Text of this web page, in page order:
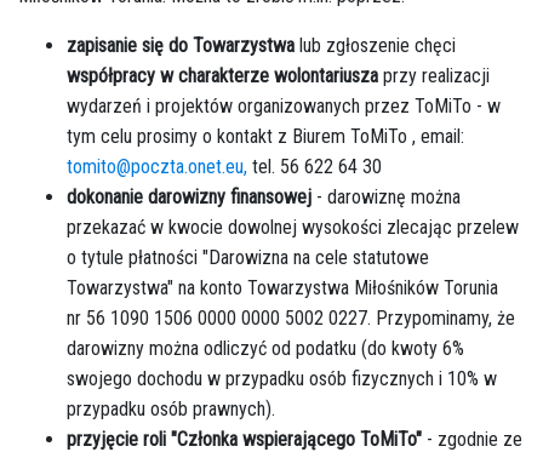
zapisanie się do Towarzystwa lub zgłoszenie chęci
współpracy w charakterze wolontariusza przy realizacji
wydarzeń i projektów organizowanych przez ToMiTo - w
tym celu prosimy o kontakt z Biurem ToMiTo , email:
tomito@poczta.onet.eu, tel. 56 622 64 30
dokonanie darowizny finansowej - darowiznę można
przekazać w kwocie dowolnej wysokości zlecając przelew
o tytule płatności "Darowizna na cele statutowe
Towarzystwa" na konto Towarzystwa Miłośników Torunia
nr 56 1090 1506 0000 0000 5002 0227. Przypominamy, że
darowizny można odliczyć od podatku (do kwoty 6%
swojego dochodu w przypadku osób fizycznych i 10% w
przypadku osób prawnych).
przyjęcie roli "Członka wspierającego ToMiTo" - zgodnie ze